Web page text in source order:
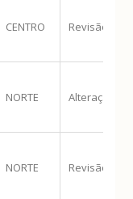
CENTRO Revisão
NORTE Alteração
NORTE Revisão